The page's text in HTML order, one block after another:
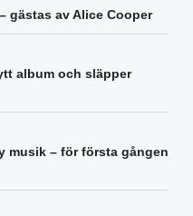
gästas av Alice Cooper
album och släpper
musik – för första gången